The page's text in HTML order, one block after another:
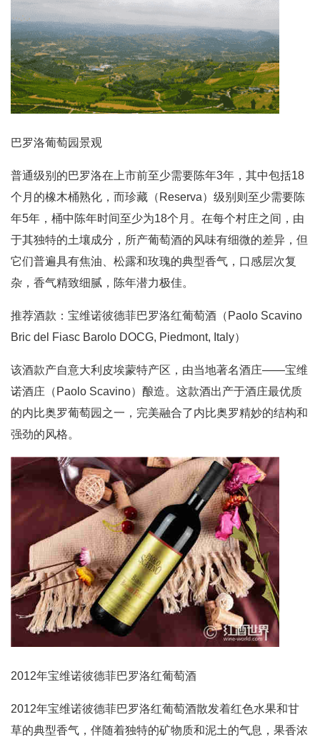
巴罗洛葡萄园景观
普通级别的巴罗洛在上市前至少需要陈年3年，其中包括18
个月的橡木桶熟化，而珍藏（Reserva）级别则至少需要陈
年5年，桶中陈年时间至少为18个月。在每个村庄之间，由
于其独特的土壤成分，所产葡萄酒的风味有细微的差异，但
它们普遍具有焦油、松露和玫瑰的典型香气，口感层次复
杂，香气精致细腻，陈年潜力极佳。
推荐酒款：宝维诺彼德菲巴罗洛红葡萄酒（Paolo Scavino
Bric del Fiasc Barolo DOCG, Piedmont, Italy）
该酒款产自意大利皮埃蒙特产区，由当地著名酒庄——宝维
诺酒庄（Paolo Scavino）酿造。这款酒出产于酒庄最优质
的内比奥罗葡萄园之一，完美融合了内比奥罗精妙的结构和
强劲的风格。
2012年宝维诺彼德菲巴罗洛红葡萄酒
2012年宝维诺彼德菲巴罗洛红葡萄酒散发着红色水果和甘
草的典型香气，伴随着独特的矿物质和泥土的气息，果香浓